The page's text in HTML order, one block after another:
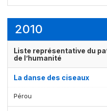
2010
Liste représentative du
de l’humanité
La danse des ciseaux
Pérou